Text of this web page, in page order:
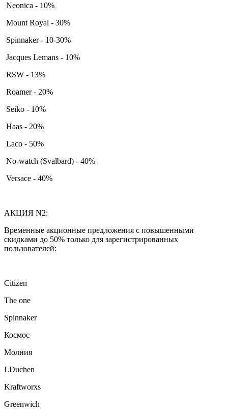
Neonica - 10%
Mount Royal - 30%
Spinnaker - 10-30%
Jacques Lemans - 10%
RSW - 13%
Roamer - 20%
Seiko - 10%
Haas - 20%
Laco - 50%
No-watch (Svalbard) - 40%
Versace - 40%
АКЦИЯ N2:
Временные акционные предложения с повышенными
скидками до 50% только для зарегистрированных
пользователей:
Citizen
The one
Spinnaker
Космос
Молния
LDuchen
Kraftworxs
Greenwich